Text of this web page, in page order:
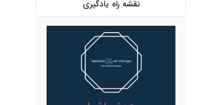
نقشه راه یادگیری